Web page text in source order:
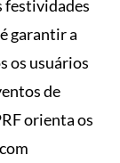
festividades
garantir a
os usuários
de
orienta os